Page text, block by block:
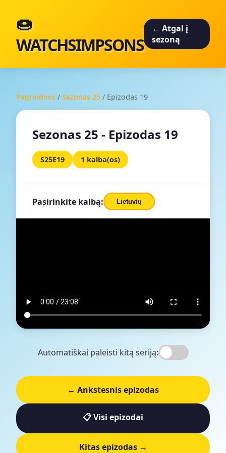
🍩
WATCHSIMPSONS
← Atgal į
sezoną
Pagrindinis / Sezonas 25 / Epizodas 19
Sezonas 25 - Epizodas 19
S25E19 1 kalba(os)
Pasirinkite kalbą: Lietuvių
Automatiškai paleisti kitą seriją:
← Ankstesnis epizodas
📋 Visi epizodai
Kitas epizodas →